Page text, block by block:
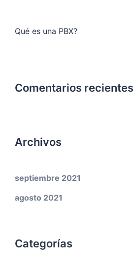
Qué es una PBX?
Comentarios recientes
Archivos
septiembre 2021
agosto 2021
Categorías